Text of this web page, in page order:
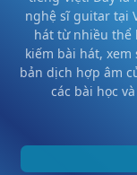
nghệ sĩ guitar tại
hát từ nhiều thể
kiếm bài hát,
bản dịch hợp âm
các bài học